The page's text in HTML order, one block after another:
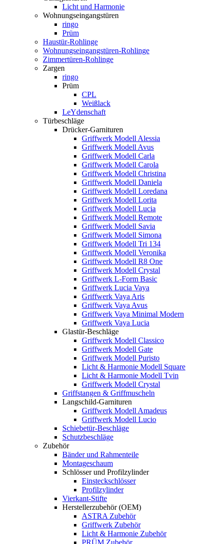
Licht und Harmonie
Wohnungseingangstüren
ringo
Prüm
Haustür-Rohlinge
Wohnungseingangstüren-Rohlinge
Zimmertüren-Rohlinge
Zargen
ringo
Prüm
CPL
Weißlack
LeYdenschaft
Türbeschläge
Drücker-Garnituren
Griffwerk Modell Alessia
Griffwerk Modell Avus
Griffwerk Modell Carla
Griffwerk Modell Carola
Griffwerk Modell Christina
Griffwerk Modell Daniela
Griffwerk Modell Loredana
Griffwerk Modell Lorita
Griffwerk Modell Lucia
Griffwerk Modell Remote
Griffwerk Modell Savia
Griffwerk Modell Simona
Griffwerk Modell Tri 134
Griffwerk Modell Veronika
Griffwerk Modell R8 One
Griffwerk Modell Crystal
Griffwerk L-Form Basic
Griffwerk Lucia Vaya
Griffwerk Vaya Aris
Griffwerk Vaya Avus
Griffwerk Vaya Minimal Modern
Griffwerk Vaya Lucia
Glastür-Beschläge
Griffwerk Modell Classico
Griffwerk Modell Gate
Griffwerk Modell Puristo
Licht & Harmonie Modell Square
Licht & Harmonie Modell Tvin
Griffwerk Modell Crystal
Griffstangen & Griffmuscheln
Langschild-Garnituren
Griffwerk Modell Amadeus
Griffwerk Modell Lucio
Schiebetür-Beschläge
Schutzbeschläge
Zubehör
Bänder und Rahmenteile
Montageschaum
Schlösser und Profilzylinder
Einsteckschlösser
Profilzylinder
Vierkant-Stifte
Herstellerzubehör (OEM)
ASTRA Zubehör
Griffwerk Zubehör
Licht & Harmonie Zubehör
PRÜM Zubehör